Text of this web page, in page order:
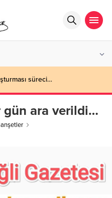
süreci…
gün ara verildi…